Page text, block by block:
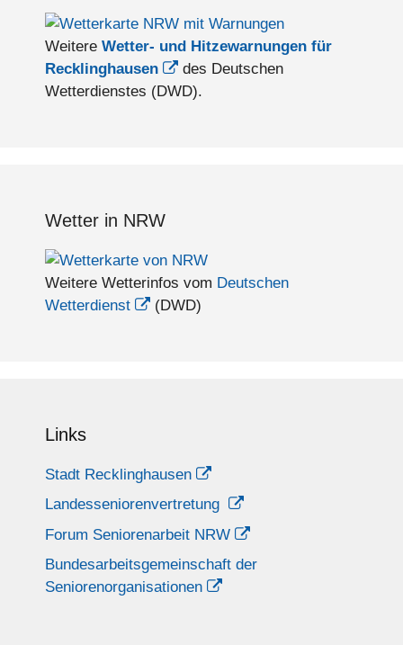
Weitere Wetter- und Hitzewarnungen für
Recklinghausen
des Deutschen
Wetterdienstes (DWD).
Wetter in NRW
Weitere Wetterinfos vom Deutschen
Wetterdienst
(DWD)
Links
Stadt Recklinghausen
Landesseniorenvertretung
Forum Seniorenarbeit NRW
Bundesarbeitsgemeinschaft der
Seniorenorganisationen